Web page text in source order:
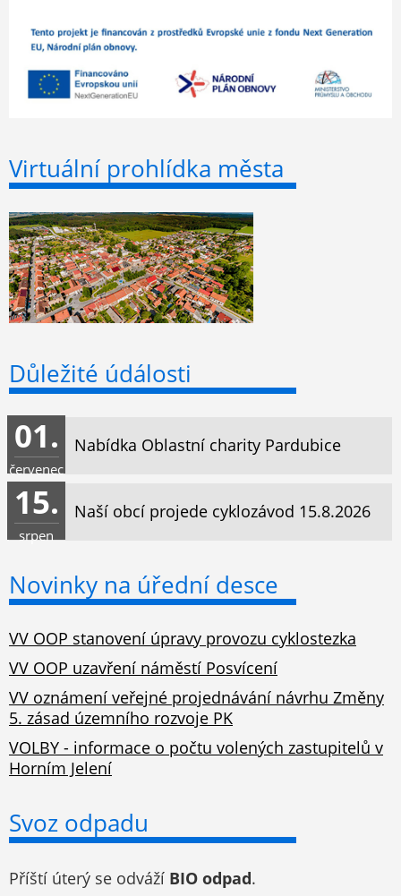
Virtuální prohlídka města
Důležité údálosti
Nabídka Oblastní charity Pardubice
01.
červenec
Naší obcí projede cyklozávod 15.8.2026
15.
srpen
Novinky na úřední desce
VV OOP stanovení úpravy provozu cyklostezka
VV OOP uzavření náměstí Posvícení
VV oznámení veřejné projednávání návrhu Změny
5. zásad územního rozvoje PK
VOLBY - informace o počtu volených zastupitelů v
Horním Jelení
Svoz odpadu
Příští úterý se odváží BIO odpad.